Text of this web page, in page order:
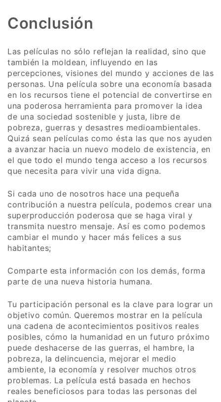
Conclusión
Las películas no sólo reflejan la realidad, sino que
también la moldean, influyendo en las
percepciones, visiones del mundo y acciones de las
personas. Una película sobre una economía basada
en los recursos tiene el potencial de convertirse en
una poderosa herramienta para promover la idea
de una sociedad sostenible y justa, libre de
pobreza, guerras y desastres medioambientales.
Quizá sean películas como ésta las que nos ayuden
a avanzar hacia un nuevo modelo de existencia, en
el que todo el mundo tenga acceso a los recursos
que necesita para vivir una vida digna.
Si cada uno de nosotros hace una pequeña
contribución a nuestra película, podemos crear una
superproducción poderosa que se haga viral y
transmita nuestro mensaje. Así es como podemos
cambiar el mundo y hacer más felices a sus
habitantes;
Comparte esta información con los demás, forma
parte de una nueva historia humana.
Tu participación personal es la clave para lograr un
objetivo común. Queremos mostrar en la película
una cadena de acontecimientos positivos reales
posibles, cómo la humanidad en un futuro próximo
puede deshacerse de las guerras, el hambre, la
pobreza, la delincuencia, mejorar el medio
ambiente, la economía y resolver muchos otros
problemas. La película está basada en hechos
reales beneficiosos para todas las personas del